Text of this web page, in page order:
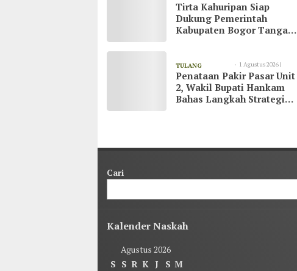
Tirta Kahuripan Siap
Dukung Pemerintah
Kabupaten Bogor Tangani
TULANG
BAWANG
1 Agustus 2026 |
23:03
Penataan Pakir Pasar Unit
2, Wakil Bupati Hankam
Bahas Langkah Strategi
Cari
Kalender Naskah
Agustus 2026
S S R K J S M